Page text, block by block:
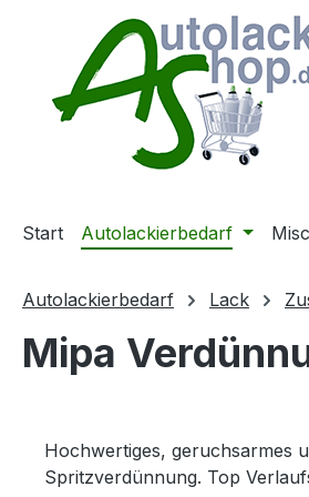
Hauptinhalt springen
Zur Suche springen
Zur Hauptnavigation springen
Start Autolackierbedarf
Autolackierbedarf Lack
Mipa
Hochwertiges, geruchsarmes
Spritzverdünnung. Top